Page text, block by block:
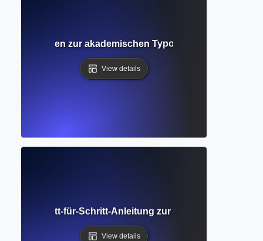
Leitfaden zur akademischen Typografie und
View details
Schritt-für-Schritt-Anleitung zur Strukturierung
View details